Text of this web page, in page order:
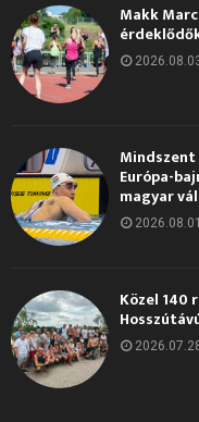
Makk
Európa-
magyar
2026.08.01.
Közel 140